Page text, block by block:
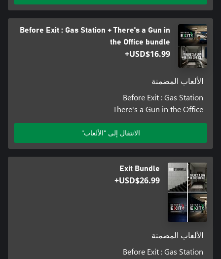
Before Exit : Gas Station + There's a Gun in
the Office bundle
USD$16.99+
الألعاب المضمنة
Before Exit : Gas Station
There's a Gun in the Office
الانتقال إلى "الألعاب"
Exit Bundle
USD$26.99+
الألعاب المضمنة
Before Exit : Gas Station